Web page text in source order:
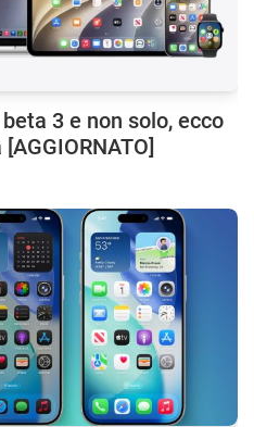
3 e non solo, ecco